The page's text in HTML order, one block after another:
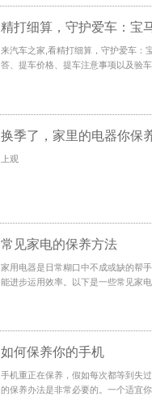
精打细算，守护爱车：宝
来汽车之家,看精打细算，守护爱车：
答、提车价格、提车注意事项以及验车
上观
常见家电的保养方法
家用电器是日常糊口中不成或缺的帮
能进步运用效率。以下是一些常见家电
如何保养你的手机
手机重正在保养，假如每次都等到失
的保养办法是非常必要的。一个适宜你